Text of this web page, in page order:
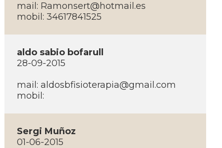
mail: Ramonsert@hotmail.es
mobil: 34617841525
aldo sabio bofarull
28-09-2015
mail: aldosbfisioterapia@gmail.com
mobil:
Sergi Muñoz
01-06-2015